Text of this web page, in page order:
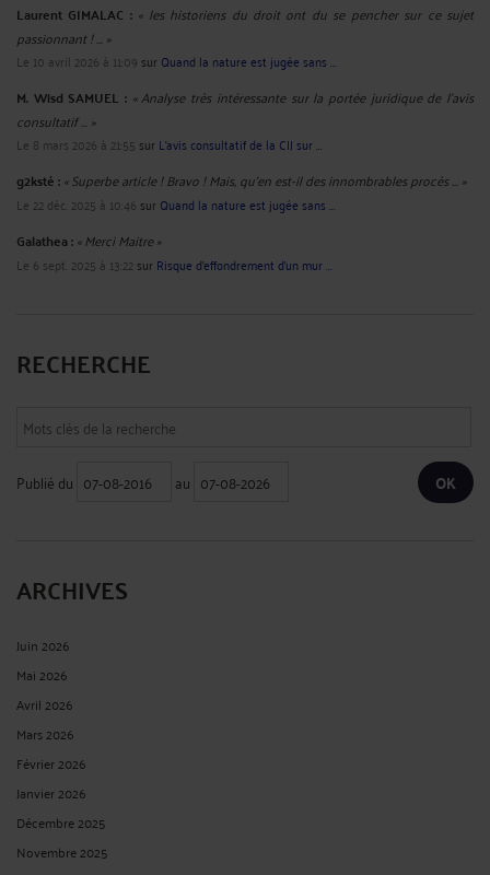
Laurent GIMALAC : « les historiens du droit ont du se pencher sur ce sujet
passionnant ! ... »
Le 10 avril 2026 à 11:09 sur Quand la nature est jugée sans ...
M. Wisd SAMUEL : « Analyse très intéressante sur la portée juridique de l’avis
consultatif ... »
Le 8 mars 2026 à 21:55 sur L’avis consultatif de la CIJ sur ...
g2ksté :« Superbe article ! Bravo ! Mais, qu'en est-il des innombrables procès ... »
Le 22 déc. 2025 à 10:46 sur Quand la nature est jugée sans ...
Galathea :« Merci Maitre »
Le 6 sept. 2025 à 13:22sur Risque d’effondrement d’un mur ...
RECHERCHE
Publié du au
ARCHIVES
Juin 2026
Mai 2026
Avril 2026
Mars 2026
Février 2026
Janvier 2026
Décembre 2025
Novembre 2025